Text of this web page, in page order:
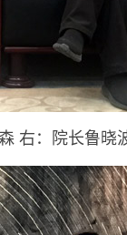
右：院长鲁晓